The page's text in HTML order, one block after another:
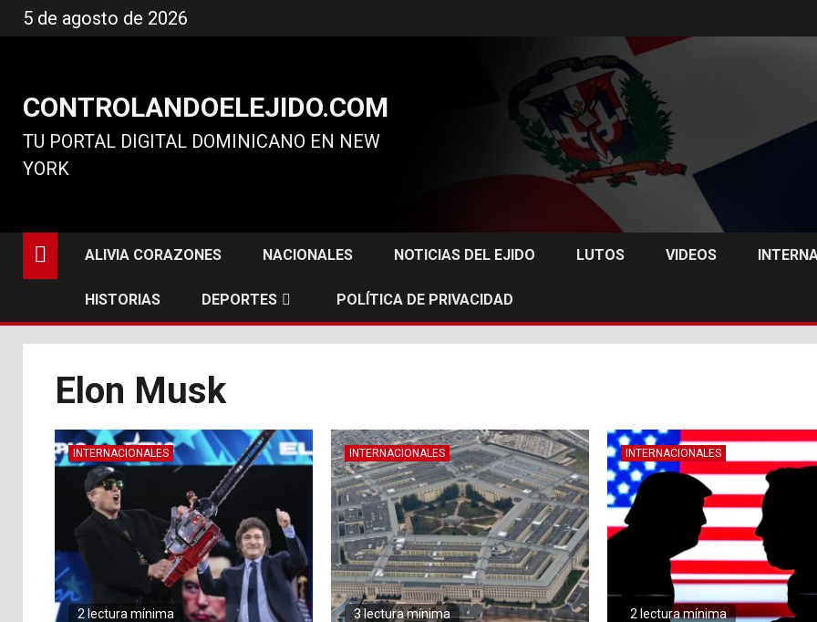
al
5 de agosto de 2026
CONTROLANDOELEJIDO.COM
TU PORTAL DIGITAL DOMINICANO EN NEW
YORK
ALIVIA CORAZONES NACIONALES NOTICIAS DEL EJIDO LUTOS VIDEOS
HISTORIAS DEPORTES POLÍTICA DE PRIVACIDAD
Elon Musk
INTERNACIONALES
2 lectura mínima
INTERNACIONALES
3 lectura mínima
INTERNACIONALES
2 lectura mínima